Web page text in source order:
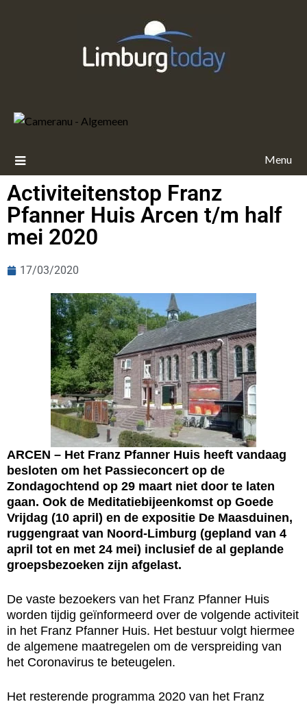
Menu
Activiteitenstop Franz
Pfanner Huis Arcen t/m half
mei 2020
17/03/2020
ARCEN – Het Franz Pfanner Huis heeft vandaag
besloten om het Passieconcert op de
Zondagochtend op 29 maart niet door te laten
gaan. Ook de Meditatiebijeenkomst op Goede
Vrijdag (10 april) en de expositie De Maasduinen,
ruggengraat van Noord-Limburg (gepland van 4
april tot en met 24 mei) inclusief de al geplande
groepsbezoeken zijn afgelast.
De vaste bezoekers van het Franz Pfanner Huis
worden tijdig geïnformeerd over de volgende activiteit
in het Franz Pfanner Huis. Het bestuur volgt hiermee
de algemene maatregelen om de verspreiding van
het Coronavirus te beteugelen.
Het resterende programma 2020 van het Franz